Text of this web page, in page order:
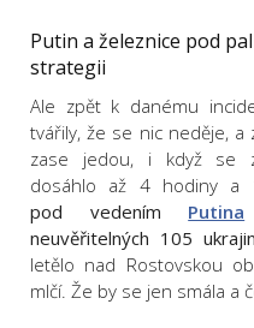
Putin a železnice pod
strategii
Ale zpět k danému
tvářily, že se nic neděje, a
zase jedou, i když se
dosáhlo až 4 hodiny a
pod vedením Putina
neuvěřitelných 105
letělo nad Rostovskou
mlčí. Že by se jen smála a